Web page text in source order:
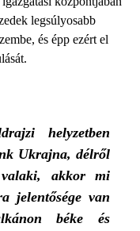
legsúlyosabb
és épp ezért el
helyzetben
Ukrajna, délről
akkor mi
jelentősége van
béke és